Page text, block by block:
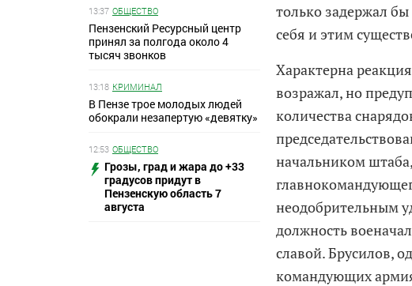
13:37 ОБЩЕСТВО
Пензенский Ресурсный центр
принял за полгода около 4
тысяч звонков
13:18 КРИМИНАЛ
В Пензе трое молодых людей
обокрали незапертую «девятку»
12:53 ОБЩЕСТВО
Грозы, град и жара до +33
градусов придут в
Пензенскую область 7
августа
только задержал
себя и этим
Характерна
возражал, но
количества
начальником
неодобрительным
должность
славой. Брусилов,
командующих